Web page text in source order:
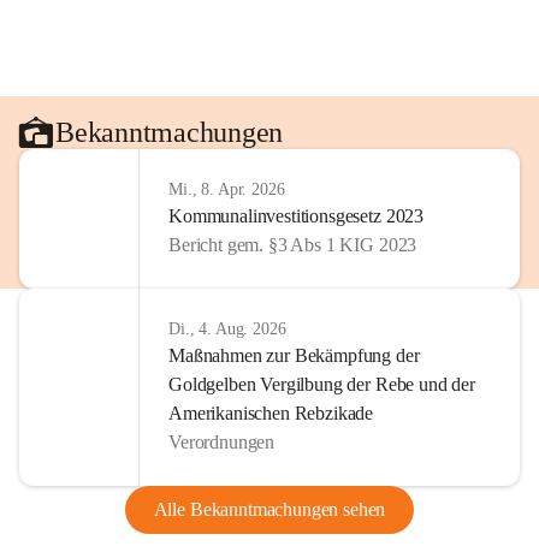
Bekanntmachungen
Mi., 8. Apr. 2026
Kommunalinvestitionsgesetz 2023
Bericht gem. §3 Abs 1 KIG 2023
Di., 4. Aug. 2026
Maßnahmen zur Bekämpfung der
Goldgelben Vergilbung der Rebe und der
Amerikanischen Rebzikade
Verordnungen
Alle Bekanntmachungen sehen